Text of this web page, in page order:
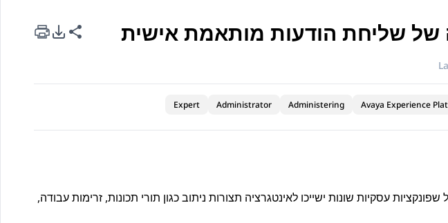
של שליחת הודעות מותאמת אישית this page
Options
Avaya Experience
Administering
Administrator
Expert
עסקיות שונות ישייכו לאינטגרציה תצורות ניתוב כגון תורי תכונות, זרימות עבודה,